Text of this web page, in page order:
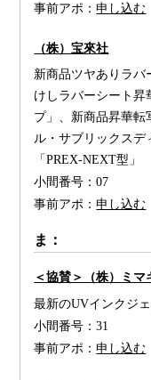
事前アポ：申し込む
（株）宝來社
新商品ツヤありラバ
けしラバーシート昇
プ」、新商品昇華転
ル・サブリックス
「PREX-NEXT型」
小間番号：07
事前アポ：申し込む
ま：
＜協賛＞（株）ミ
最新のUVインクジ
小間番号：31
事前アポ：申し込む